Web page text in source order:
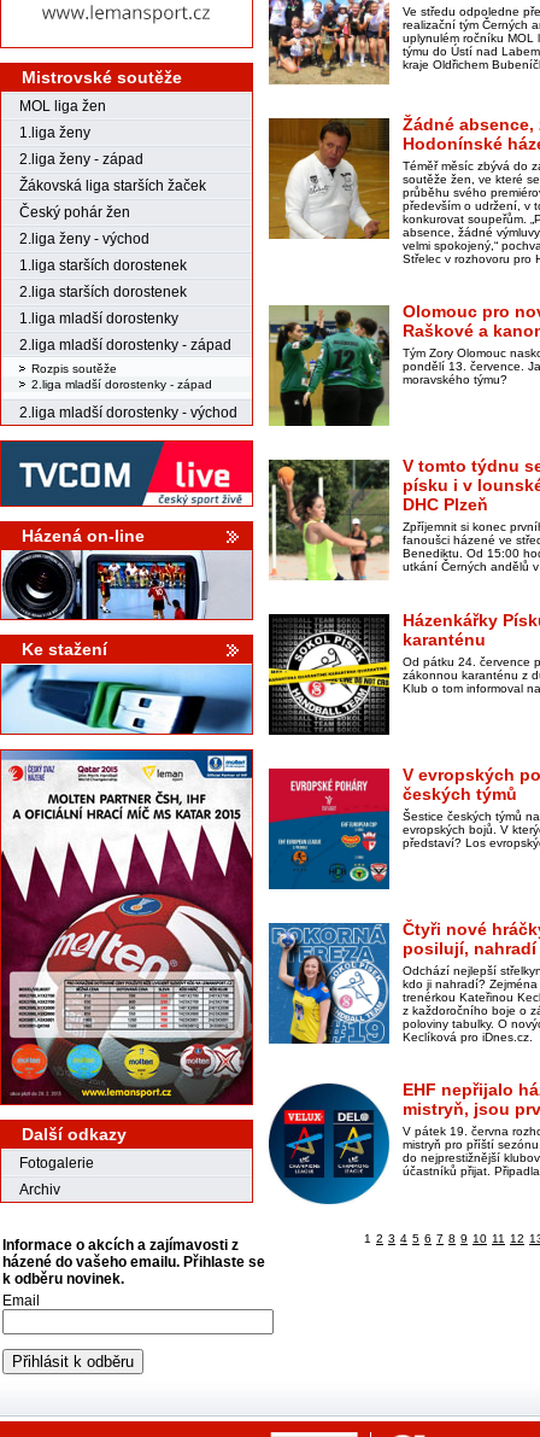
Mistrovské soutěže
MOL liga žen
1.liga ženy
2.liga ženy - západ
Žákovská liga starších žaček
Český pohár žen
2.liga ženy - východ
1.liga starších dorostenek
2.liga starších dorostenek
1.liga mladší dorostenky
2.liga mladší dorostenky - západ
Rozpis soutěže
2.liga mladší dorostenky - západ
2.liga mladší dorostenky - východ
Házená on-line
Ke stažení
Další odkazy
Fotogalerie
Archiv
Informace o akcích a zajímavosti z
házené do vašeho emailu. Přihlaste se
k odběru novinek.
Email
Ve středu odpoledne
realizační tým Černých
uplynulém ročníku MOL
týmu do Ústí nad
kraje Oldřichem
Žádné absence,
Hodonínské
Téměř měsíc zbývá do
soutěže žen, ve které
průběhu svého
především o udržení, v
konkurovat soupeřům.
absence, žádné
velmi spokojený,“
Střelec v rozhovoru pro
Olomouc pro
Raškové a
Tým Zory Olomouc
pondělí 13. července.
moravského týmu?
V tomto týdnu
písku i v
DHC Plzeň
Zpříjemnit si konec
fanoušci házené ve
Benediktu. Od 15:00
utkání Černých andělů
Házenkářky
karanténu
Od pátku 24. července
zákonnou karanténu z
Klub o tom informoval
V evropských
českých týmů
Šestice českých týmů
evropských bojů. V
představí? Los
Čtyři nové
posilují,
Odchází nejlepší
kdo ji nahradí?
trenérkou Kateřinou
z každoročního boje o
poloviny tabulky. O
Keclíková pro iDnes.cz.
EHF nepřijalo
mistryň, jsou
V pátek 19. června
mistryň pro příští
do nejprestižnější
účastníků přijat.
1 2 3 4 5 6 7 8 9 10 11 12